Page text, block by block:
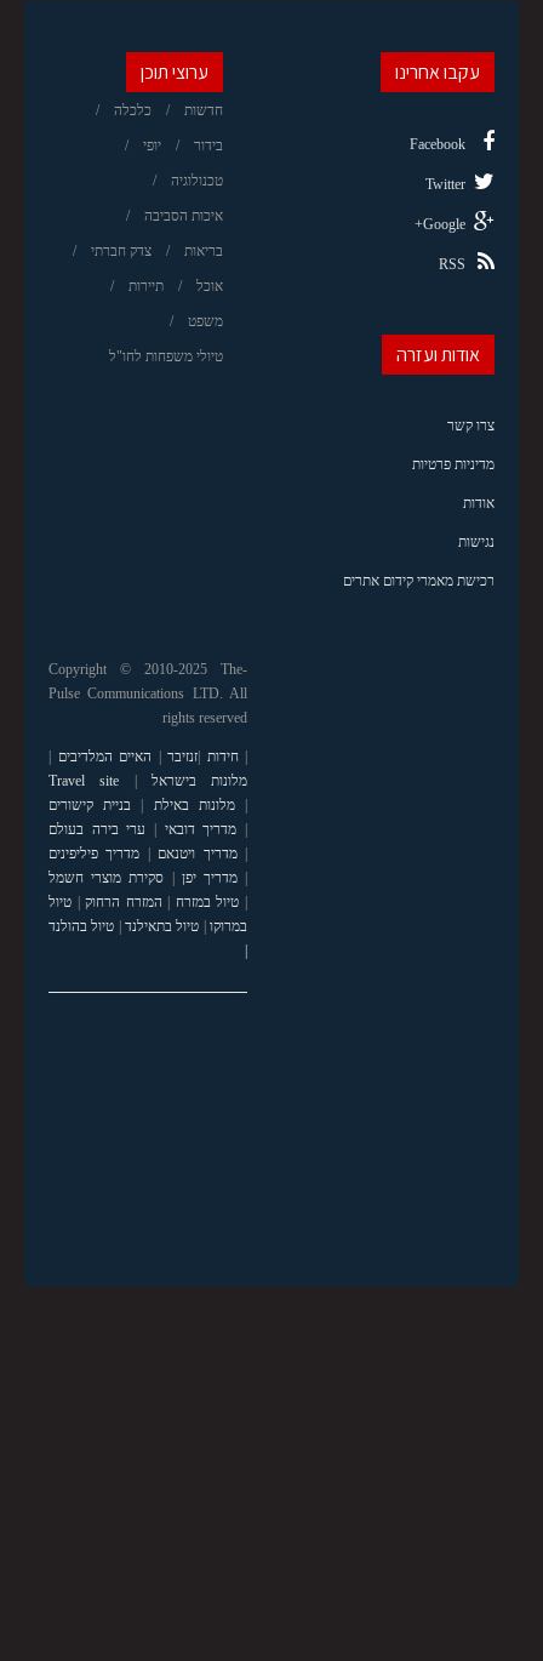
ערוצי תוכן
חדשות כלכלה
בידור יופי
טכנולוגיה
איכות הסביבה
בריאות צדק חברתי
אוכל תיירות
משפט
טיולי משפחות לחו"ל
עקבו אחרינו
Facebook
Twitter
Google+
RSS
אודות ועזרה
צרו קשר
מדיניות פרטיות
אודות
נגישות
רכישת מאמרי קידום אתרים
Copyright © 2010-2025 The-
Pulse Communications LTD. All
rights reserved
|חידות זנזיבר האיים המלדיבים
מלונות בישראל
Travel site
|מלונות באילת
בניית קישורים
מדריך דובאי
ערי בירה בעולם
|מדריך ויטנאם
מדריך פיליפינים
|מדריך יפן
סקירת מוצרי חשמל
טיול במזרח המזרח הרחוק| טיול
במרוקו| טיול בתאילנד| טיול בהולנד